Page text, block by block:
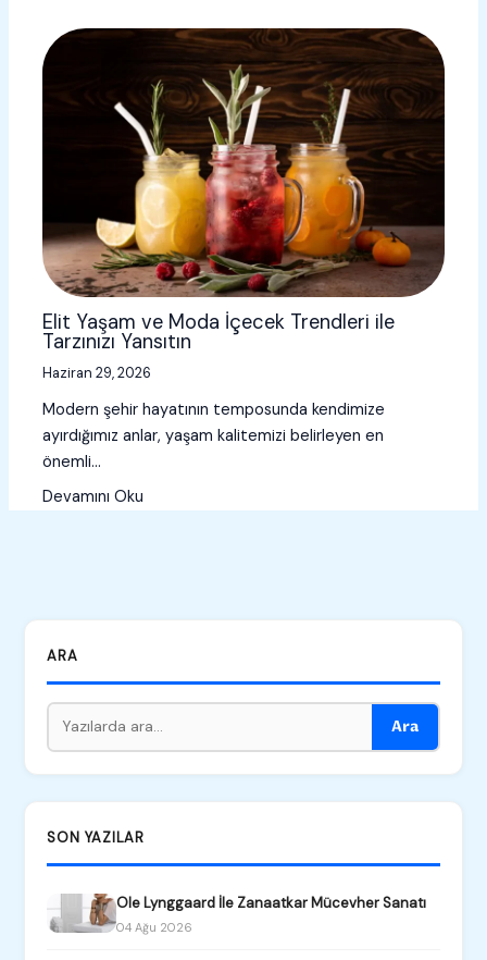
Elit Yaşam ve Moda İçecek Trendleri ile
Tarzınızı Yansıtın
Haziran 29, 2026
Modern şehir hayatının temposunda kendimize
ayırdığımız anlar, yaşam kalitemizi belirleyen en
önemli…
Devamını Oku
ARA
Ara
SON YAZILAR
Ole Lynggaard İle Zanaatkar Mücevher Sanatı
04 Ağu 2026